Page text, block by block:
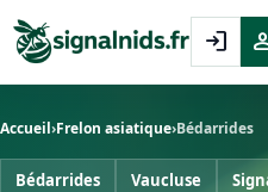
login
Accueil›Frelon asiatique›Bédarrides
Bédarrides Vaucluse